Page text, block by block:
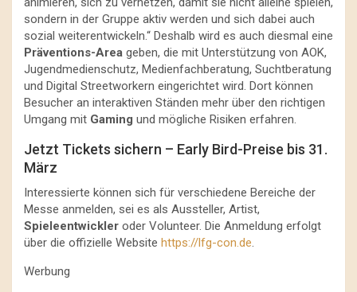
sondern in der Gruppe aktiv werden und sich dabei auch
sozial weiterentwickeln.“ Deshalb wird es auch diesmal eine
Präventions-Area geben, die mit Unterstützung von AOK,
Jugendmedienschutz, Medienfachberatung, Suchtberatung
und Digital Streetworkern eingerichtet wird. Dort können
Besucher an interaktiven Ständen mehr über den richtigen
Umgang mit Gaming und mögliche Risiken erfahren.
Jetzt Tickets sichern – Early Bird-Preise bis 31.
März
Interessierte können sich für verschiedene Bereiche der
Messe anmelden, sei es als Aussteller, Artist,
Spieleentwickler oder Volunteer. Die Anmeldung erfolgt
über die offizielle Website https://lfg-con.de.
Werbung